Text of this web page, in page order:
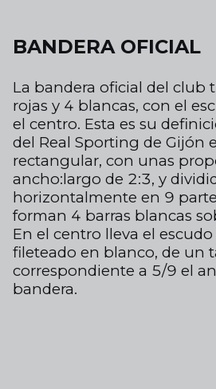
BANDERA OFICIAL
La bandera oficial del club
rojas y 4 blancas, con el
el centro. Esta es su
del Real Sporting de Gijón
rectangular, con unas
ancho:largo de 2:3, y
horizontalmente en 9
forman 4 barras blancas
En el centro lleva el
fileteado en blanco, de un
correspondiente a 5/9 el
bandera.